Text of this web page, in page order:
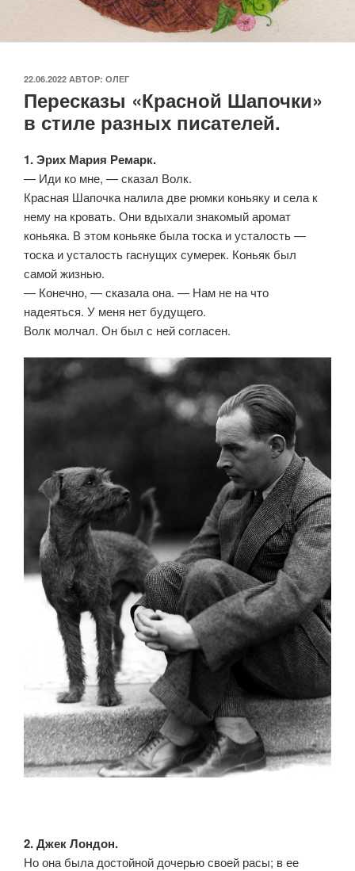
ОПУБЛИКОВАНО
22.06.2022 АВТОР: ОЛЕГ
Пересказы «Красной Шапочки»
в стиле разных писателей.
1. Эрих Мария Ремарк.
— Иди ко мне, — сказал Волк.
Красная Шапочка налила две рюмки коньяку и села к
нему на кровать. Они вдыхали знакомый аромат
коньяка. В этом коньяке была тоска и усталость —
тоска и усталость гаснущих сумерек. Коньяк был
самой жизнью.
— Конечно, — сказала она. — Нам не на что
надеяться. У меня нет будущего.
Волк молчал. Он был с ней согласен.
2. Джек Лондон.
Но она была достойной дочерью своей расы; в ее